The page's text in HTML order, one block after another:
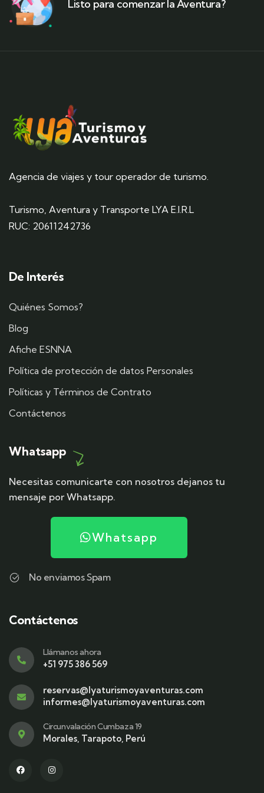
Listo para comenzar la Aventura?
Agencia de viajes y tour operador de turismo.
Turismo, Aventura y Transporte LYA E.I.R.L
RUC: 20611242736
De Interés
Quiénes Somos?
Blog
Afiche ESNNA
Política de protección de datos Personales
Políticas y Términos de Contrato
Contáctenos
Whatsapp
Necesitas comunicarte con nosotros dejanos tu
mensaje por Whatsapp.
Whatsapp
No enviamos Spam
Contáctenos
Llámanos ahora
+51 975 386 569
reservas@lyaturismoyaventuras.com
informes@lyaturismoyaventuras.com
Circunvalación Cumbaza 19
Morales, Tarapoto, Perú